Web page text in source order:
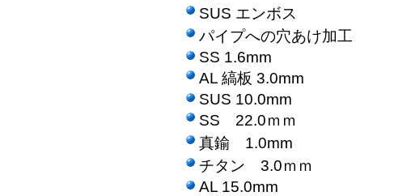
SUS エンボス
パイプへの穴あけ加工
SS 1.6mm
AL 縞板 3.0mm
SUS 10.0mm
SS 22.0ｍｍ
真鍮 1.0mm
チタン 3.0ｍｍ
AL 15.0mm